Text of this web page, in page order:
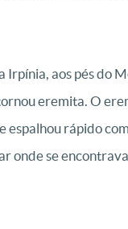
aos pés do
eremita. O
espalhou rápido
onde se